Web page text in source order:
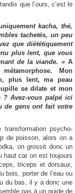
que l’ours, c’est le
kacha, thé,
tachetés, un peu
que diététiquement
plus lent, que vous
de la viande. « A
Mon
plus lent, ma peau
se dilate et mon
? Avez-vous palpé ici
de gens ont fait votre
psycho-
de poisson, alors on a
on grossit donc un
haut car on est toujours
triceps et dorsaux,
bois, porter de l’eau ou
du bas, il y a donc une
pas à un guide de